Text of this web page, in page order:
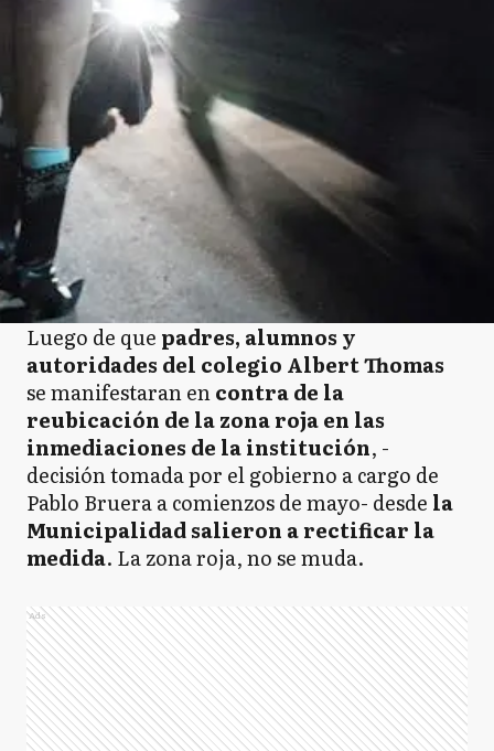
Luego de que padres, alumnos y
autoridades del colegio Albert Thomas
se manifestaran encontra de la
reubicación de la zona roja en las
inmediaciones de la institución, -
decisión tomada por el gobierno a cargo de
Pablo Bruera a comienzos de mayo- desde la
Municipalidad salieron a rectificar la
medida. La zona roja, no se muda.
Ads